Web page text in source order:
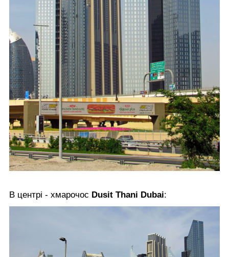
В центрі - хмарочос Dusit Thani Dubai: